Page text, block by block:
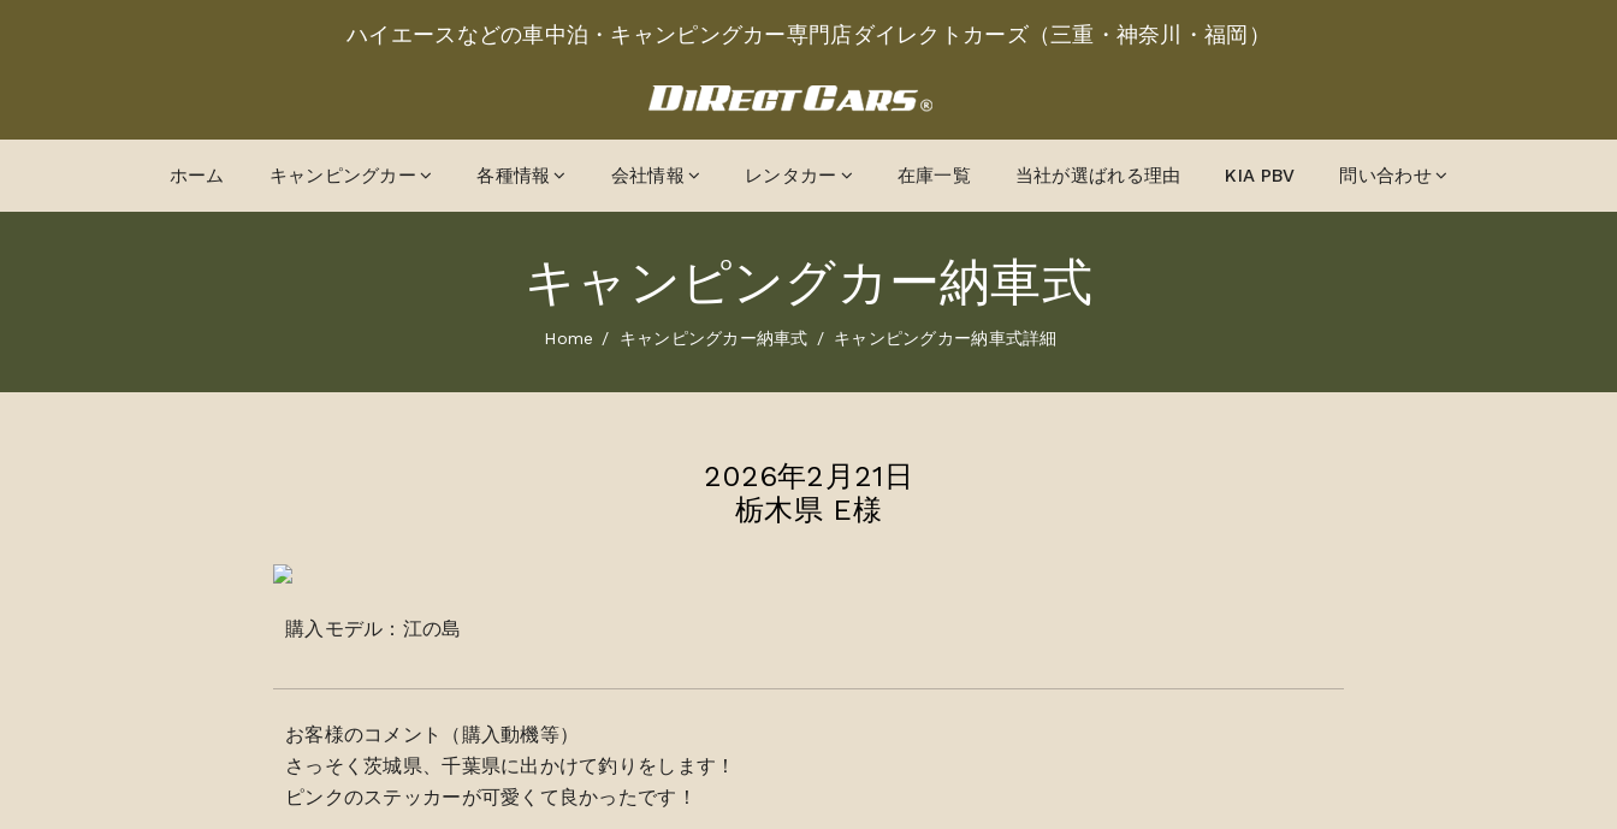
ハイエースなどの車中泊・キャンピングカー専門店ダイレクトカーズ（三重・神奈川・福岡）
ホーム キャンピングカー 各種情報 会社情報 レンタカー 在庫一覧 当社が選ばれる理由 KIA PBV 問い合わせ
キャンピングカー納車式
Home キャンピングカー納車式 キャンピングカー納車式詳細
2026年2月21日
栃木県 E様
購入モデル：江の島
お客様のコメント（購入動機等）
さっそく茨城県、千葉県に出かけて釣りをします！
ピンクのステッカーが可愛くて良かったです！